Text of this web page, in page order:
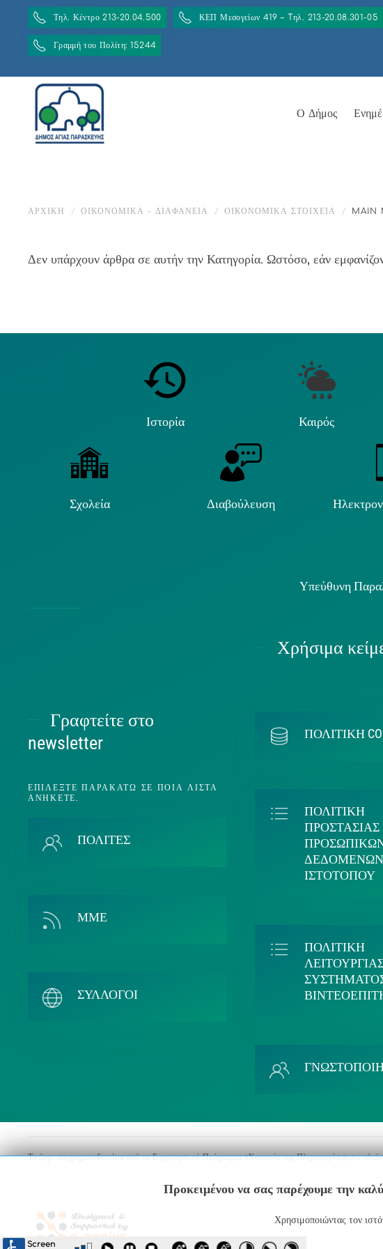
Τηλ. Κέντρο 213-20.04.500 ΚΕΠ Μεσογείων 419 – Tηλ. 213-20.08.301-05
Γραμμή του Πολίτη: 15244
Ο Δήμος
ΑΡΧΙΚΉ ΟΙΚΟΝΟΜΙΚΆ - ΔΙΑΦΆΝΕΙΑ ΟΙΚΟΝΟΜΙΚΑ ΣΤΟΙΧΕΙΑ MAIN
Δεν υπάρχουν άρθρα σε αυτήν την Κατηγορία. Ωστόσο, εάν
Ιστορία Καιρός
Σχολεία Διαβούλευση
Υπεύθυνη
Γραφτείτε στο
newsletter
ΕΠΙΛΈΞΤΕ ΠΑΡΑΚΆΤΩ ΣΕ ΠΟΙΑ ΛΊΣΤΑ
ΑΝΉΚΕΤΕ.
ΠΟΛΙΤΕΣ
ΜΜΕ
ΣΥΛΛΟΓΟΙ
Χρήσιμα
ΠΟΛΙΤΙΚΗ
ΠΟΛΙΤΙΚΗ
ΠΡΟΣΤΑΣΙΑΣ
ΔΕΔΟΜΕΝΩΝ
ΙΣΤΟΤΟΠΟΥ
ΠΟΛΙΤΙΚΗ
Το έργο συγχρηματοδοτείται από το Επιχειρησιακό Πρόγραμμα «Κοινωνία της Πληροφορίας»,στο
Προκειμένου να σας παρέχουμε την
Χρησιμοποιώντας τον